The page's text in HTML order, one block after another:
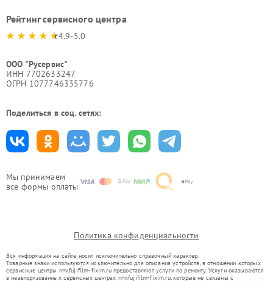
Мы принимаем
все формы оплаты
Рейтинг сервисного центра
4.9-5.0
ООО "Русервис"
ИНН 7702633247
ОГРН 1077746335776
Поделиться в соц. сетях:
Политика конфиденциальности
Вся информация на сайте носит исключительно справочный характер.
Товарные знаки используются исключительно для описания устройств, в отношении которых
сервисные центры nnv.fujifilm-fixim.ru предоставляют услуги по ремонту. Услуги оказываются
в неавторизованных сервисных центрах nnv.fujifilm-fixim.ru, которые не связаны с